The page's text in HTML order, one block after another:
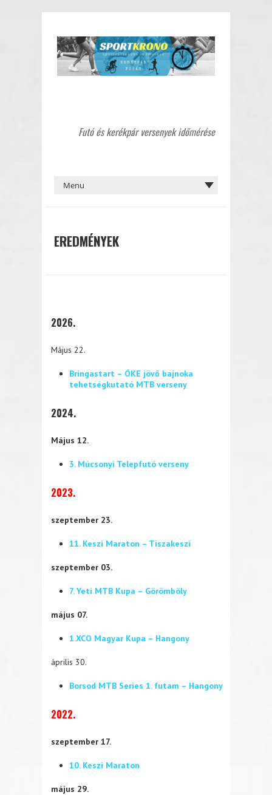
Futó és kerékpár versenyek időmérése
EREDMÉNYEK
2026.
Május 22.
Bringastart – ÓKE jövő bajnoka
tehetségkutató MTB verseny
2024.
Május 12.
3. Múcsonyi Telepfutó verseny
2023.
szeptember 23.
11. Keszi Maraton – Tiszakeszi
szeptember 03.
7. Yeti MTB Kupa – Görömböly
május 07.
1.XCO Magyar Kupa – Hangony
április 30.
Borsod MTB Series 1. futam – Hangony
2022.
szeptember 17.
10. Keszi Maraton
május 29.